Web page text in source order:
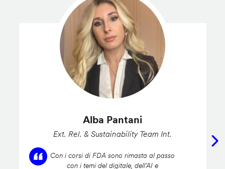
Alba Pantani
Ext. Rel. & Sustainability Team Int.
Con i corsi di FDA sono rimasta al passo
con i temi del digitale, dell’AI e